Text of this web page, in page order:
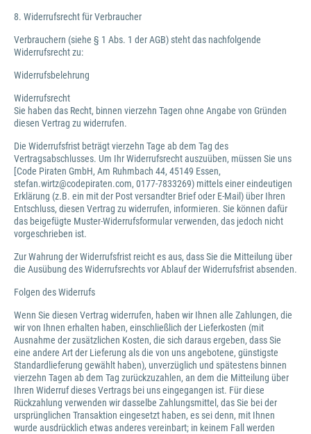
8. Widerrufsrecht für Verbraucher
Verbrauchern (siehe § 1 Abs. 1 der AGB) steht das nachfolgende
Widerrufsrecht zu:
Widerrufsbelehrung
Widerrufsrecht
Sie haben das Recht, binnen vierzehn Tagen ohne Angabe von Gründen
diesen Vertrag zu widerrufen.
Die Widerrufsfrist beträgt vierzehn Tage ab dem Tag des
Vertragsabschlusses. Um Ihr Widerrufsrecht auszuüben, müssen Sie uns
[Code Piraten GmbH, Am Ruhmbach 44, 45149 Essen,
stefan.wirtz@codepiraten.com, 0177-7833269) mittels einer eindeutigen
Erklärung (z.B. ein mit der Post versandter Brief oder E-Mail) über Ihren
Entschluss, diesen Vertrag zu widerrufen, informieren. Sie können dafür
das beigefügte Muster-Widerrufsformular verwenden, das jedoch nicht
vorgeschrieben ist.
Zur Wahrung der Widerrufsfrist reicht es aus, dass Sie die Mitteilung über
die Ausübung des Widerrufsrechts vor Ablauf der Widerrufsfrist absenden.
Folgen des Widerrufs
Wenn Sie diesen Vertrag widerrufen, haben wir Ihnen alle Zahlungen, die
wir von Ihnen erhalten haben, einschließlich der Lieferkosten (mit
Ausnahme der zusätzlichen Kosten, die sich daraus ergeben, dass Sie
eine andere Art der Lieferung als die von uns angebotene, günstigste
Standardlieferung gewählt haben), unverzüglich und spätestens binnen
vierzehn Tagen ab dem Tag zurückzuzahlen, an dem die Mitteilung über
Ihren Widerruf dieses Vertrags bei uns eingegangen ist. Für diese
Rückzahlung verwenden wir dasselbe Zahlungsmittel, das Sie bei der
ursprünglichen Transaktion eingesetzt haben, es sei denn, mit Ihnen
wurde ausdrücklich etwas anderes vereinbart; in keinem Fall werden